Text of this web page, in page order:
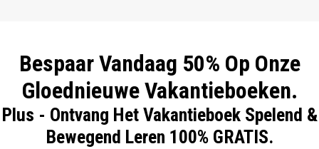
Bespaar Vandaag 50% Op Onze
Gloednieuwe Vakantieboeken.
Plus - Ontvang Het Vakantieboek Spelend &
Bewegend Leren 100% GRATIS.